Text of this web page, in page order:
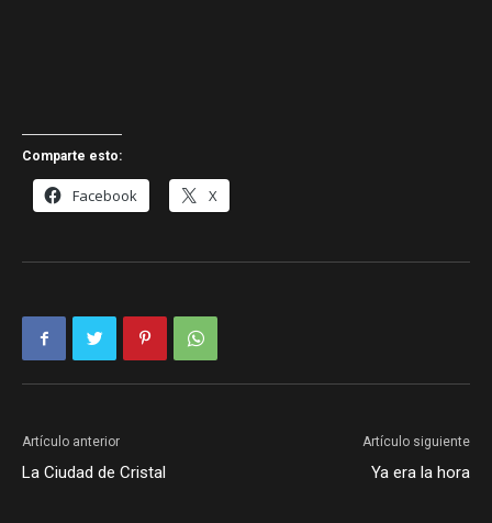
Comparte esto:
Facebook X
Artículo anterior
La Ciudad de Cristal
Artículo siguiente
Ya era la hora